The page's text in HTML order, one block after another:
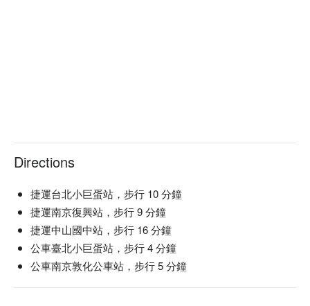
Directions
捷運台北小巨蛋站，步行 10 分鐘
捷運南京復興站，步行 9 分鐘
捷運中山國中站，步行 16 分鐘
公車臺北小巨蛋站，步行 4 分鐘
公車南京敦化公車站，步行 5 分鐘